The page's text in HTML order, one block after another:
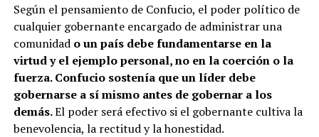
Según el pensamiento de Confucio, el poder político de
cualquier gobernante encargado de administrar una
comunidad o un país debe fundamentarse en la
virtud y el ejemplo personal, no en la coerción o la
fuerza. Confucio sostenía que un líder debe
gobernarse a sí mismo antes de gobernar a los
demás.El poder será efectivo si el gobernante cultiva la
benevolencia, la rectitud y la honestidad.